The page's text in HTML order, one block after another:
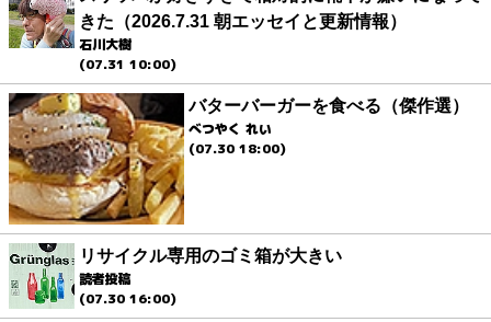
きた（2026.7.31 朝エッセイと更新情報）
石川大樹
(07.31 10:00)
バターバーガーを食べる（傑作選）
べつやく れい
(07.30 18:00)
リサイクル専用のゴミ箱が大きい
読者投稿
(07.30 16:00)